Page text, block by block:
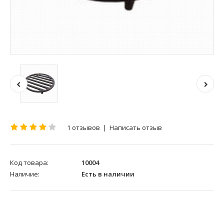
1 отзывов | Написать отзыв
Код товара:
10004
Наличие:
Есть в наличии